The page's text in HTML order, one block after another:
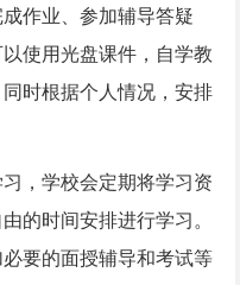
作业、参加辅导答疑
使用光盘课件，自学教
时根据个人情况，安排
，学校会定期将学习资
的时间安排进行学习。
要的面授辅导和考试等